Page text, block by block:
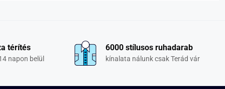
térítés
napon belül
6000 stílusos ruhadarab
kínalata nálunk csak Terád vár